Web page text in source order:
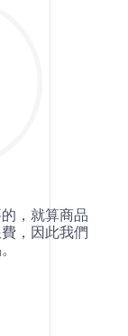
，就算商品
，因此我們